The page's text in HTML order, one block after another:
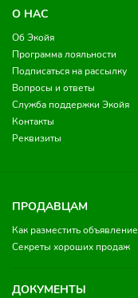
О НАС
Об Экойя
Программа лояльности
Подписаться на рассылку
Вопросы и ответы
Служба поддержки Экойя
Контакты
Реквизиты
ПРОДАВЦАМ
Как разместить объявление
Секреты хороших продаж
ДОКУМЕНТЫ